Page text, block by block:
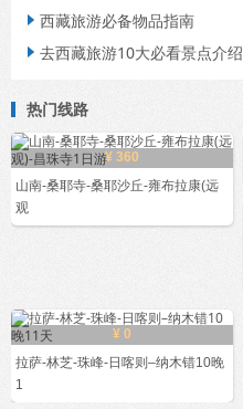
 西藏旅游必备物品指南
 去西藏旅游10大必看景点介绍
热门线路
¥ 360
山南-桑耶寺-桑耶沙丘-雍布拉康(远
观
¥ 0
拉萨-林芝-珠峰-日喀则–纳木错10晚
1